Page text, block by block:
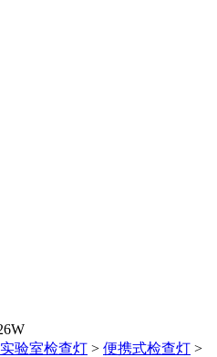
实验室检查灯 > 便携式检查灯 >